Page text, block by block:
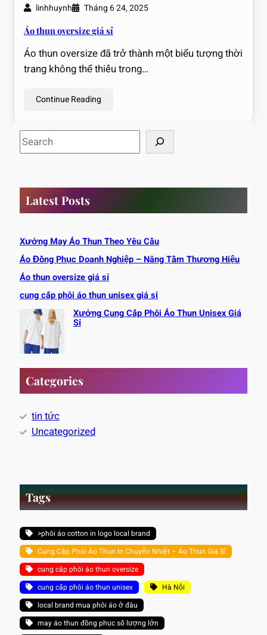
linhhuynh Tháng 6 24, 2025
Áo thun oversize giá sỉ
Áo thun oversize đã trở thành một biểu tượng thời
trang không thể thiếu trong…
Continue Reading
S
e
h
Latest Posts
Xưởng May Áo Thun Theo Yêu Cầu
Áo Đồng Phục Doanh Nghiệp – Nâng Tầm Thương Hiệu
Áo thun oversize giá sỉ
cung cấp phôi áo thun unisex giá sỉ
Xưởng Cung Cấp Phôi Áo Thun Unisex Giá
Sỉ
Categories
tin tức
Uncategorized
Tags
>phôi áo cotton in logo local brand
Cung Cấp Phôi Áo Thun In Chuyển Nhiệt – Áo Thun Giá Sỉ
cung cấp phôi áo thun oversize
cung cấp phôi áo thun unisex
Hà Nội
local brand mua phôi áo ở đâu
may áo thun đồng phục số lượng lớn